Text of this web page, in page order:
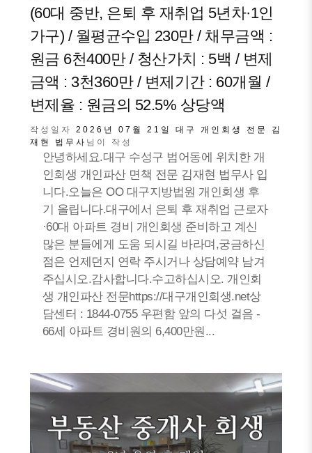
(60대 중반, 은퇴 후 재취업 5년차·1인
가구) / 월평균수입 230만 / 채무금액 :
원금 6천400만 / 청산가치 : 5백 / 변제
금액 : 3천360만 / 변제기간 : 60개월 /
변제율 : 원금의 52.5% 상당액
작성일자 2026년 07월 21일
대구 개인회생 전문 김
재현 법무사 님이 작성
안녕하세요.대구 수성구 범어동에 위치한 개
인회생 개인파산 면책 전문 김재현 법무사 입
니다.오늘은 OO 대구지방법원 개인회생 후
기 올립니다.대구에서 은퇴 후 재취업 근로자
·60대 아파트 경비 개인회생 준비하고 계신
많은 분들에게 도움 되시길 바라며,궁금하신
점은 언제던지 연락 주시거나 상담예약 남겨
주십시오.감사합니다.수고하십시오. 개인회
생 개인파산 전문https://대구개인회생.net상
담센터 : 1844-0755 우편함 앞의 다섯 걸음 -
66세 아파트 경비원의 6,400만원...